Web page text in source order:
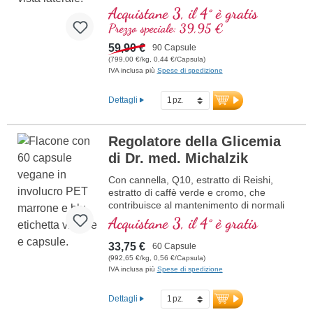
Arginina
Licopene
C urcuma
Curcumina
Acido ascorbico
Resveratrolo
B(Vitamina B12)
Acquistane 3, il 4° è gratis
Prezzo speciale: 39,95 €
59,90 € 90 Capsule
(799,00 €/kg, 0,44 €/Capsula)
IVA inclusa più Spese di spedizione
Dettagli
Regolatore della Glicemia
di Dr. med. Michalzik
Con cannella, Q10, estratto di Reishi,
estratto di caffè verde e cromo, che
contribuisce al mantenimento di normali
livelli di glicemia.
Acquistane 3, il 4° è gratis
33,75 € 60 Capsule
(992,65 €/kg, 0,56 €/Capsula)
IVA inclusa più Spese di spedizione
Dettagli